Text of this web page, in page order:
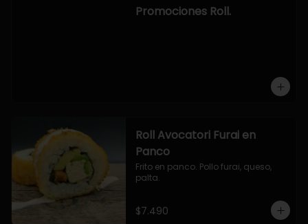
OPCION2:
- salmon, queso, palta, envuelto en
Promociones Roll.
Roll Avocatori Furai en
Panco
Frito en panco. Pollo furai, queso,
palta.
$7.490